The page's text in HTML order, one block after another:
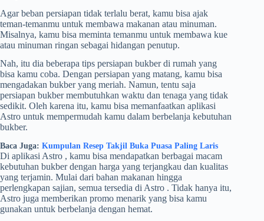
Agar beban persiapan tidak terlalu berat, kamu bisa ajak
teman-temanmu untuk membawa makanan atau minuman.
Misalnya, kamu bisa meminta temanmu untuk membawa kue
atau minuman ringan sebagai hidangan penutup.
Nah, itu dia beberapa tips persiapan bukber di rumah yang
bisa kamu coba. Dengan persiapan yang matang, kamu bisa
mengadakan bukber yang meriah. Namun, tentu saja
persiapan bukber membutuhkan waktu dan tenaga yang tidak
sedikit. Oleh karena itu, kamu bisa memanfaatkan aplikasi
Astro untuk mempermudah kamu dalam berbelanja kebutuhan
bukber.
Baca Juga: Kumpulan Resep Takjil Buka Puasa Paling Laris
Di aplikasi Astro , kamu bisa mendapatkan berbagai macam
kebutuhan bukber dengan harga yang terjangkau dan kualitas
yang terjamin. Mulai dari bahan makanan hingga
perlengkapan sajian, semua tersedia di Astro . Tidak hanya itu,
Astro juga memberikan promo menarik yang bisa kamu
gunakan untuk berbelanja dengan hemat.